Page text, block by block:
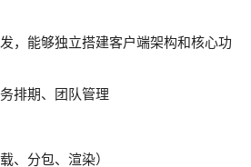
，能够独立搭建客户端架构和核心功
排期、团队管理
、分包、渲染）